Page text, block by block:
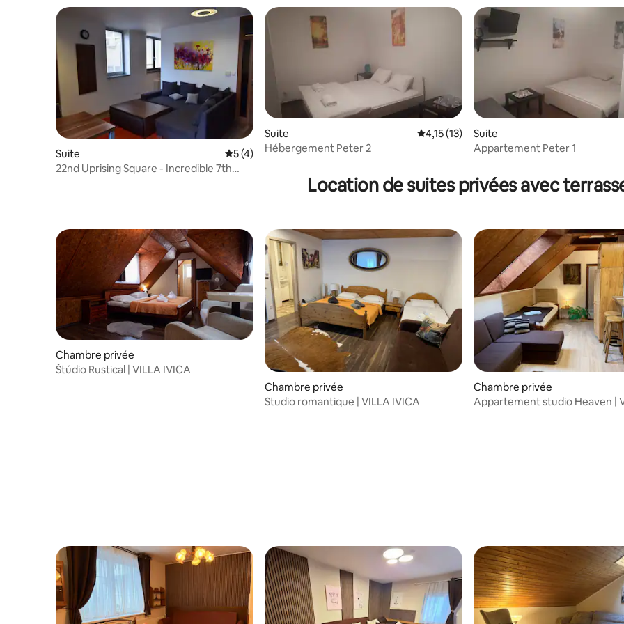
Suite Évaluation moyenne sur la base de 4 commentaires : 5 sur 5
5 (4)
22nd Uprising Square - Incredible 7th
Suite Évaluation moyenne sur la base de 13
4,15 (13)
Hébergement Peter 2
Suite
Appartement Peter 1
Location de suites privées avec
Chambre privée
Štúdio Rustical | VILLA IVICA
Chambre privée
Studio romantique | VILLA IVICA
Chambre privée
Appartement studio Heaven |